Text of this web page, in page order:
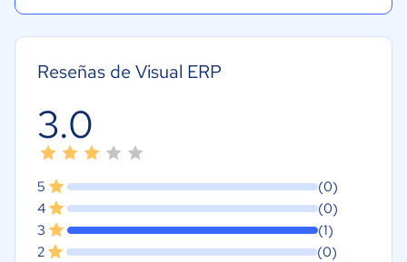
Reseñas de Visual ERP
3.0
5
(0)
4
(0)
3
(1)
2
(0)